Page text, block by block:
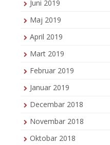
Juni 2019
Maj 2019
April 2019
Mart 2019
Februar 2019
Januar 2019
Decembar 2018
Novembar 2018
Oktobar 2018